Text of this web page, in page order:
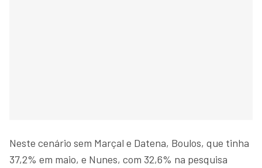
Neste cenário sem Marçal e Datena, Boulos, que tinha
37,2% em maio, e Nunes, com 32,6% na pesquisa